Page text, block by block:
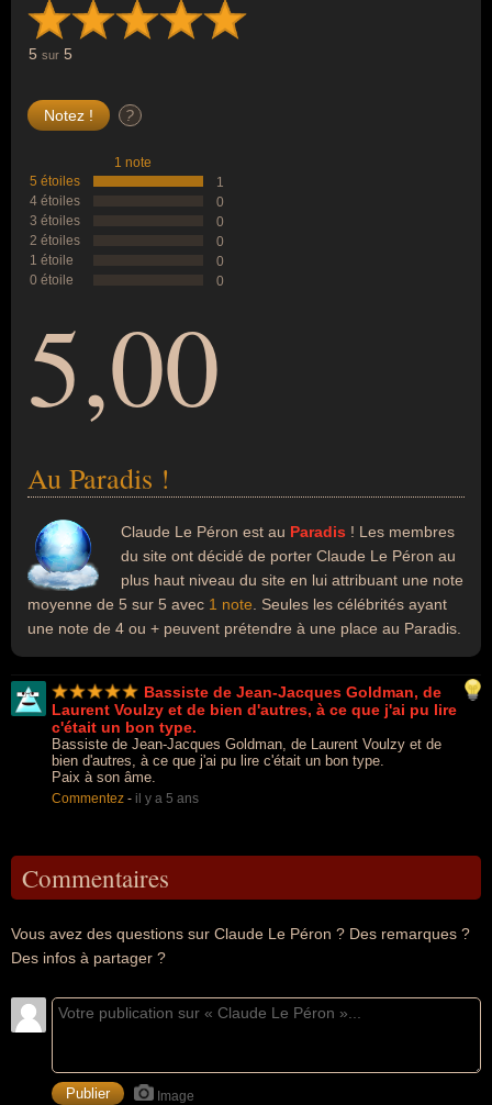
5 sur 5
?
1 note
5 étoiles
1
4 étoiles
0
3 étoiles
0
2 étoiles
0
1 étoile
0
0 étoile
0
5,00
Au Paradis !
Claude Le Péron est au Paradis ! Les membres
du site ont décidé de porter Claude Le Péron au
plus haut niveau du site en lui attribuant une note
moyenne de 5 sur 5 avec 1 note . Seules les célébrités ayant
une note de 4 ou + peuvent prétendre à une place au Paradis.
Bassiste de Jean-Jacques Goldman, de
Laurent Voulzy et de bien d'autres, à ce que j'ai pu lire
c'était un bon type.
Bassiste de Jean-Jacques Goldman, de Laurent Voulzy et de
bien d'autres, à ce que j'ai pu lire c'était un bon type.
Paix à son âme.
Commentez - il y a 5 ans
Commentaires
Vous avez des questions sur Claude Le Péron ? Des remarques ?
Des infos à partager ?
Image